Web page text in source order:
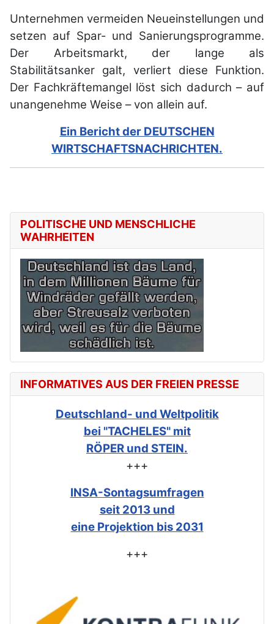
Unternehmen vermeiden Neueinstellungen und
setzen auf Spar- und Sanierungsprogramme.
Der Arbeitsmarkt, der lange als
Stabilitätsanker galt, verliert diese Funktion.
Der Fachkräftemangel löst sich dadurch – auf
unangenehme Weise – von allein auf.
Ein Bericht der DEUTSCHEN
WIRTSCHAFTSNACHRICHTEN.
POLITISCHE UND MENSCHLICHE
WAHRHEITEN
INFORMATIVES AUS DER FREIEN PRESSE
Deutschland- und Weltpolitik
bei "TACHELES" mit
RÖPER und STEIN.
+++
INSA-Sontagsumfragen
seit 2013 und
eine Projektion bis 2031
+++